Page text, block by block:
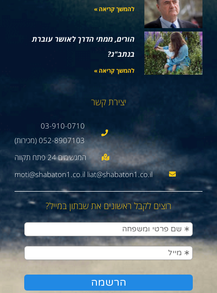
להמשך קריאה »
הורים, ממתי הדרך לאושר עוברת
בנתב"ג?
להמשך קריאה »
יצירת קשר
03-910-0710
052-8907103 (מכירות)
moti@shabaton1.co.il liat@shabaton1.co.il
רוצים לקבל ראשונים את שבתון במייל?